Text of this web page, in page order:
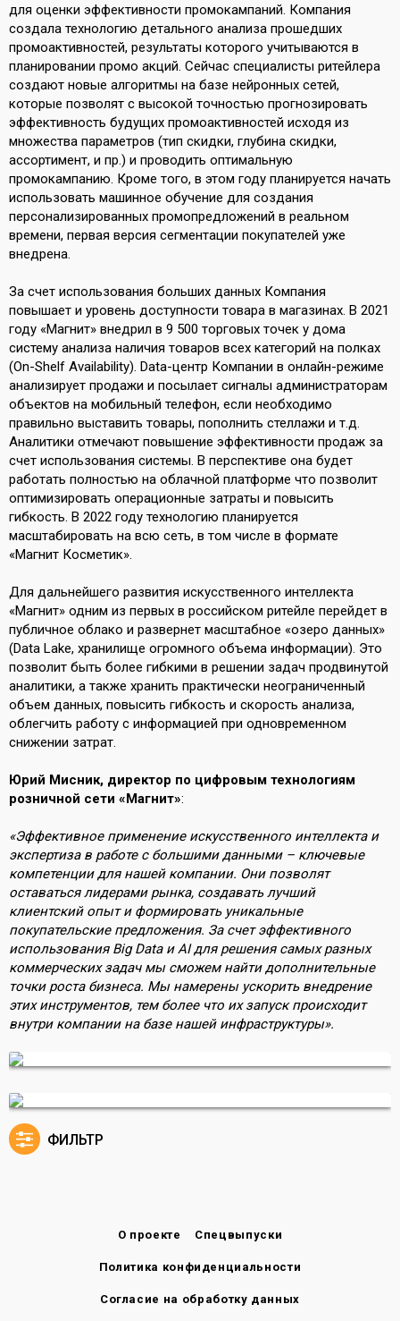
для оценки эффективности промокампаний. Компания
создала технологию детального анализа прошедших
промоактивностей, результаты которого учитываются в
планировании промо акций. Сейчас специалисты ритейлера
создают новые алгоритмы на базе нейронных сетей,
которые позволят с высокой точностью прогнозировать
эффективность будущих промоактивностей исходя из
множества параметров (тип скидки, глубина скидки,
ассортимент, и пр.) и проводить оптимальную
промокампанию. Кроме того, в этом году планируется начать
использовать машинное обучение для создания
персонализированных промопредложений в реальном
времени, первая версия сегментации покупателей уже
внедрена.
За счет использования больших данных Компания
повышает и уровень доступности товара в магазинах. В 2021
году «Магнит» внедрил в 9 500 торговых точек у дома
систему анализа наличия товаров всех категорий на полках
(On-Shelf Availability). Data-центр Компании в онлайн-режиме
анализирует продажи и посылает сигналы администраторам
объектов на мобильный телефон, если необходимо
правильно выставить товары, пополнить стеллажи и т.д.
Аналитики отмечают повышение эффективности продаж за
счет использования системы. В перспективе она будет
работать полностью на облачной платформе что позволит
оптимизировать операционные затраты и повысить
гибкость. В 2022 году технологию планируется
масштабировать на всю сеть, в том числе в формате
«Магнит Косметик».
Для дальнейшего развития искусственного интеллекта
«Магнит» одним из первых в российском ритейле перейдет в
публичное облако и развернет масштабное «озеро данных»
(Data Lake, хранилище огромного объема информации). Это
позволит быть более гибкими в решении задач продвинутой
аналитики, а также хранить практически неограниченный
объем данных, повысить гибкость и скорость анализа,
облегчить работу с информацией при одновременном
снижении затрат.
Юрий Мисник, директор по цифровым технологиям
розничной сети «Магнит»:
«Эффективное применение искусственного интеллекта и
экспертиза в работе с большими данными – ключевые
компетенции для нашей компании. Они позволят
оставаться лидерами рынка, создавать лучший
клиентский опыт и формировать уникальные
покупательские предложения. За счет эффективного
использования Big Data и AI для решения самых разных
коммерческих задач мы сможем найти дополнительные
точки роста бизнеса. Мы намерены ускорить внедрение
этих инструментов, тем более что их запуск происходит
внутри компании на базе нашей инфраструктуры».
ФИЛЬТР
О проекте Спецвыпуски
Политика конфиденциальности
Согласие на обработку данных